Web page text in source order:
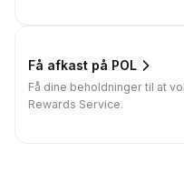
Få afkast på POL
Få dine beholdninger til at
Rewards Service.